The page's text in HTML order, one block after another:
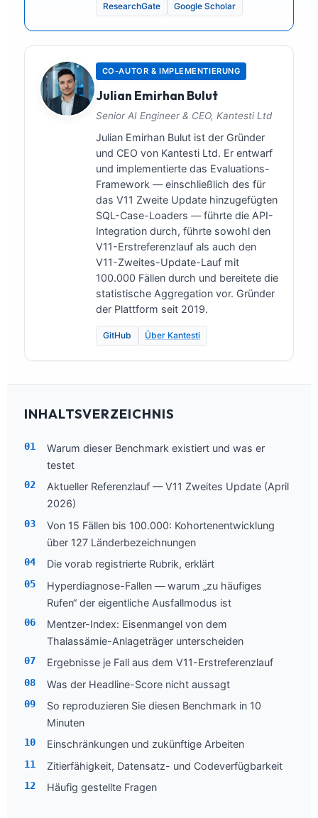
ResearchGate
Google Scholar
CO-AUTOR & IMPLEMENTIERUNG
Julian Emirhan Bulut
Senior AI Engineer & CEO, Kantesti Ltd
Julian Emirhan Bulut ist der Gründer
und CEO von Kantesti Ltd. Er entwarf
und implementierte das Evaluations-
Framework — einschließlich des für
das V11 Zweite Update hinzugefügten
SQL-Case-Loaders — führte die API-
Integration durch, führte sowohl den
V11-Erstreferenzlauf als auch den
V11-Zweites-Update-Lauf mit
100.000 Fällen durch und bereitete die
statistische Aggregation vor. Gründer
der Plattform seit 2019.
GitHub Über Kantesti
INHALTSVERZEICHNIS
Warum dieser Benchmark existiert und was er
testet
Aktueller Referenzlauf — V11 Zweites Update (April
2026)
Von 15 Fällen bis 100.000: Kohortenentwicklung
über 127 Länderbezeichnungen
Die vorab registrierte Rubrik, erklärt
Hyperdiagnose-Fallen — warum „zu häufiges
Rufen“ der eigentliche Ausfallmodus ist
Mentzer-Index: Eisenmangel von dem
Thalassämie-Anlageträger unterscheiden
Ergebnisse je Fall aus dem V11-Erstreferenzlauf
Was der Headline-Score nicht aussagt
So reproduzieren Sie diesen Benchmark in 10
Minuten
Einschränkungen und zukünftige Arbeiten
Zitierfähigkeit, Datensatz- und Codeverfügbarkeit
Häufig gestellte Fragen